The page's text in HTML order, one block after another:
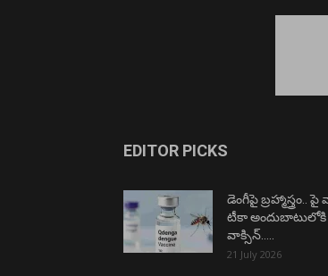
EDITOR PICKS
డెంగీపై బ్రహ్మాస్త్రం..
టీకా అందుబాటులోకి
వాక్సిన్…..
21 July 2026